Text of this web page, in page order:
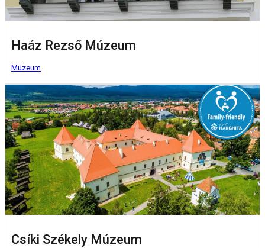
Haáz Rezső Múzeum
Múzeum
Csíki Székely Múzeum